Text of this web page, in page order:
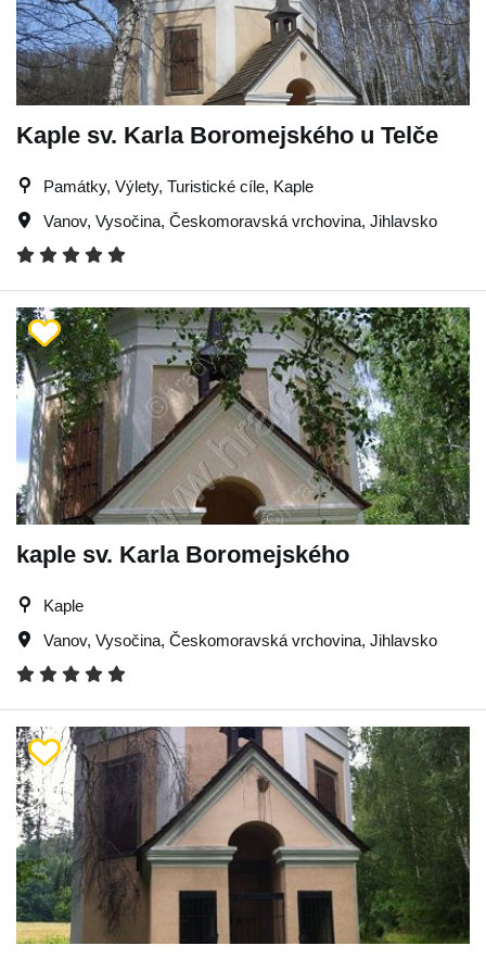
Kaple sv. Karla Boromejského u Telče
Památky, Výlety, Turistické cíle, Kaple
Vanov, Vysočina, Českomoravská vrchovina, Jihlavsko
kaple sv. Karla Boromejského
Kaple
Vanov, Vysočina, Českomoravská vrchovina, Jihlavsko